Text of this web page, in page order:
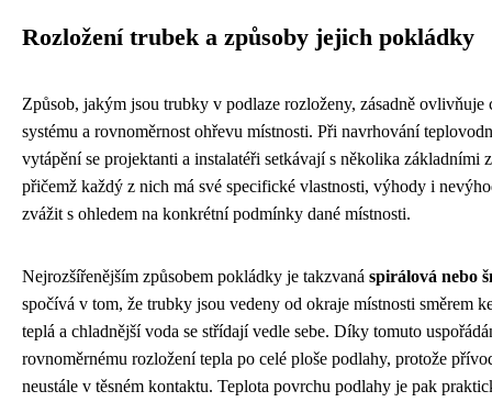
Rozložení trubek a způsoby jejich pokládky
Způsob, jakým jsou trubky v podlaze rozloženy, zásadně ovlivňuje
systému a rovnoměrnost ohřevu místnosti. Při navrhování
vytápění se projektanti a instalatéři setkávají s několika základními
přičemž každý z nich má své specifické vlastnosti, výhody i
zvážit s ohledem na konkrétní podmínky dané místnosti.
Nejrozšířenějším způsobem pokládky je takzvaná spirálová nebo
spočívá v tom, že trubky jsou vedeny od okraje místnosti směrem
teplá a chladnější voda se střídají vedle sebe. Díky tomuto
rovnoměrnému rozložení tepla po celé ploše podlahy, protože
neustále v těsném kontaktu. Teplota povrchu podlahy je pak